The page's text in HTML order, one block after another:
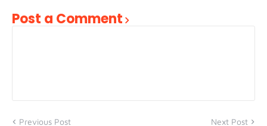
Post a Comment
Previous Post Next Post